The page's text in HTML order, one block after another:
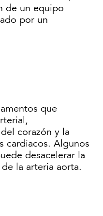
de un equipo
por un
que
corazón y la
cardiacos. Algunos
desacelerar la
la arteria aorta.